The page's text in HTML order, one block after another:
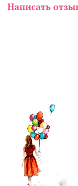
Написать